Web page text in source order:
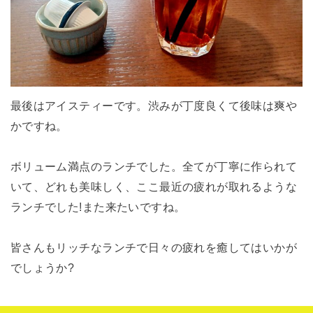
最後はアイスティーです。渋みが丁度良くて後味は爽や
かですね。
ボリューム満点のランチでした。全てが丁寧に作られて
いて、どれも美味しく、ここ最近の疲れが取れるような
ランチでした!また来たいですね。
皆さんもリッチなランチで日々の疲れを癒してはいかが
でしょうか?